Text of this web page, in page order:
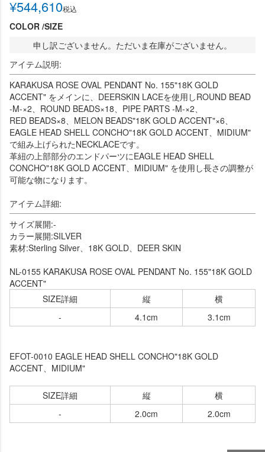
¥544,610税込
COLOR SIZE
申し訳ございません。ただいま在庫がございません。
アイテム説明:
KARAKUSA ROSE OVAL PENDANT No. 155"18K GOLD
ACCENT" をメインに、DEERSKIN LACEを使用しROUND BEAD
-M-×2、ROUND BEADS×18、PIPE PARTS -M-×2、
RED BEADS×8、MELON BEADS"18K GOLD ACCENT"×6、
EAGLE HEAD SHELL CONCHO"18K GOLD ACCENT、MIDIUM"
で組み上げられたNECKLACEです。
革紐の上部部分のエンドパーツにEAGLE HEAD SHELL
CONCHO"18K GOLD ACCENT、MIDIUM" を使用し長さの調整が
可能な物になります。
アイテム詳細:
サイズ展開:-
カラー展開:SILVER
素材:Sterling Silver、18K GOLD、DEER SKIN
NL-0155 KARAKUSA ROSE OVAL PENDANT No. 155"18K GOLD
ACCENT"
SIZE詳細
縦
横
-
4.1cm 3.1cm
EFOT-0010 EAGLE HEAD SHELL CONCHO"18K GOLD
ACCENT、MIDIUM"
SIZE詳細 縦
横
-
2.0cm 2.0cm